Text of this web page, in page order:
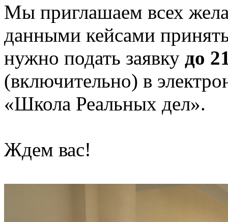
Мы приглашаем всех
данными кейсами
нужно подать заявку до
(включительно) в
«Школа Реальных дел».
Ждем вас!